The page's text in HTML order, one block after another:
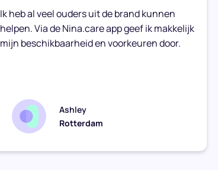
Ik heb al veel ouders uit de brand kunnen
helpen. Via de Nina.care app geef ik makkelijk
mijn beschikbaarheid en voorkeuren door.
Ashley
Rotterdam